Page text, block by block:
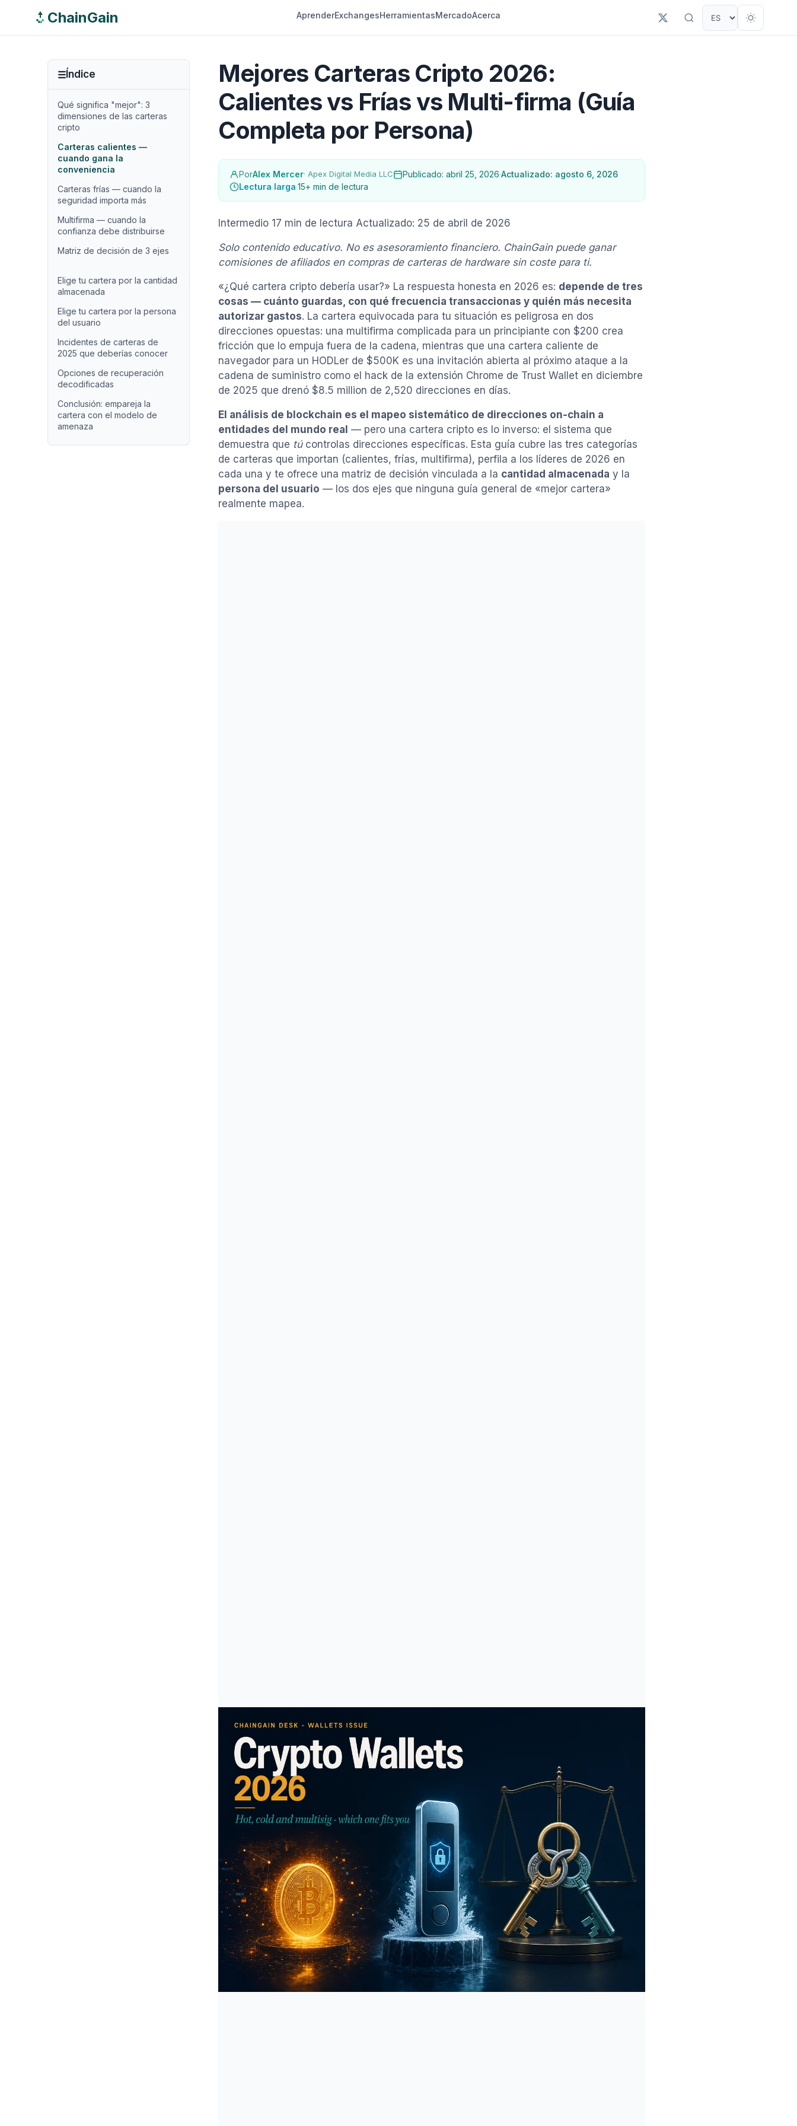
ChainGain AprenderExchangesHerramientasMercadoAcerca
Índice
Qué significa "mejor": 3
dimensiones de las carteras
cripto
Carteras calientes —
cuando gana la
conveniencia
Carteras frías — cuando la
seguridad importa más
Multifirma — cuando la
confianza debe distribuirse
Matriz de decisión de 3 ejes
Elige tu cartera por la cantidad
almacenada
Elige tu cartera por la persona
del usuario
Incidentes de carteras de
2025 que deberías conocer
Opciones de recuperación
decodificadas
Conclusión: empareja la
cartera con el modelo de
amenaza
Mejores Carteras Cripto 2026:
Calientes vs Frías vs Multi-firma (Guía
Completa por Persona)
PorAlex Mercer· Apex Digital Media LLC Publicado: abril 25, 2026·Actualizado: agosto 6, 2026
Lectura larga·15+ min de lectura
Intermedio 17 min de lectura Actualizado: 25 de abril de 2026
Solo contenido educativo. No es asesoramiento financiero. ChainGain puede ganar
comisiones de afiliados en compras de carteras de hardware sin coste para ti.
«¿Qué cartera cripto debería usar?» La respuesta honesta en 2026 es: depende de tres
cosas — cuánto guardas, con qué frecuencia transaccionas y quién más necesita
autorizar gastos. La cartera equivocada para tu situación es peligrosa en dos
direcciones opuestas: una multifirma complicada para un principiante con $200 crea
fricción que lo empuja fuera de la cadena, mientras que una cartera caliente de
navegador para un HODLer de $500K es una invitación abierta al próximo ataque a la
cadena de suministro como el hack de la extensión Chrome de Trust Wallet en diciembre
de 2025 que drenó $8.5 million de 2,520 direcciones en días.
El análisis de blockchain es el mapeo sistemático de direcciones on-chain a
entidades del mundo real — pero una cartera cripto es lo inverso: el sistema que
demuestra que túcontrolas direcciones específicas. Esta guía cubre las tres categorías
de carteras que importan (calientes, frías, multifirma), perfila a los líderes de 2026 en
cada una y te ofrece una matriz de decisión vinculada a la cantidad almacenada y la
persona del usuario — los dos ejes que ninguna guía general de «mejor cartera»
realmente mapea.